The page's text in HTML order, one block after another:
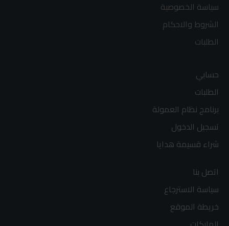
سياسة الخصوصية
الشروط والاحكام
الطلبات
حسابي
الطلبات
برنامج نظام العمولة
تسجيل الدخول
شراء قسيمة هدايا
اتصل بنا
سياسة الاسترجاع
خريطة الموقع